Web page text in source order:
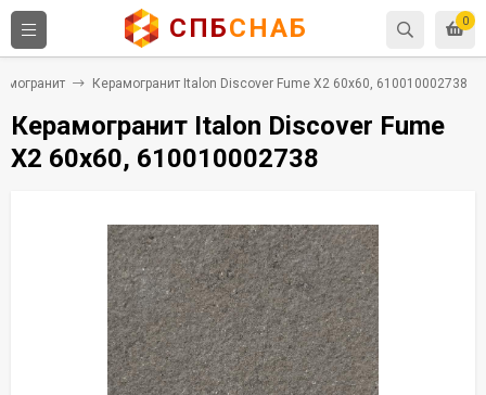
0
СПБСНАБ
Керамогранит Italon Discover Fume X2 60x60, 610010002738
Керамогранит Italon Discover Fume
X2 60x60, 610010002738